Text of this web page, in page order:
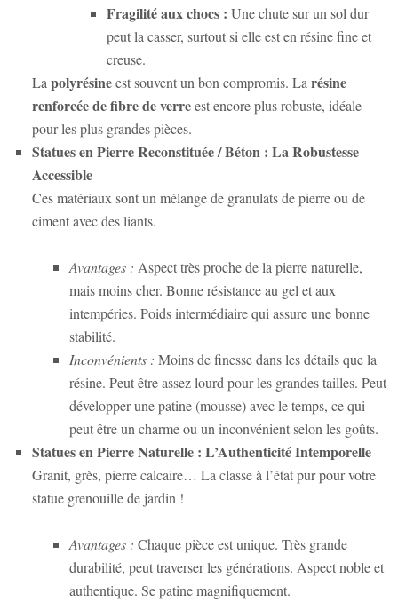
Fragilité aux chocs : Une chute sur un sol dur
peut la casser, surtout si elle est en résine fine et
creuse.
La polyrésineest souvent un bon compromis. La résine
renforcée de fibre de verreest encore plus robuste, idéale
pour les plus grandes pièces.
Statues en Pierre Reconstituée / Béton : La Robustesse
Accessible
Ces matériaux sont un mélange de granulats de pierre ou de
ciment avec des liants.
Avantages : Aspect très proche de la pierre naturelle,
mais moins cher. Bonne résistance au gel et aux
intempéries. Poids intermédiaire qui assure une bonne
stabilité.
Inconvénients : Moins de finesse dans les détails que la
résine. Peut être assez lourd pour les grandes tailles. Peut
développer une patine (mousse) avec le temps, ce qui
peut être un charme ou un inconvénient selon les goûts.
Statues en Pierre Naturelle : L’Authenticité Intemporelle
Granit, grès, pierre calcaire… La classe à l’état pur pour votre
statue grenouille de jardin !
Avantages : Chaque pièce est unique. Très grande
durabilité, peut traverser les générations. Aspect noble et
authentique. Se patine magnifiquement.